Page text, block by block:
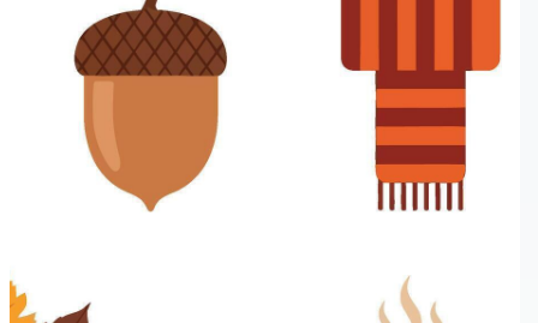
PNGs
PSDs
SVGs
Modèles
Motion graphics
Images Éditoriales
Événements Éditoriaux